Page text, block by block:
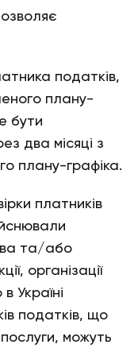
податків,
плану-
бути
два місяці з
плану-графіка.
платників
та/або
організації
Україні
податків, що
можуть